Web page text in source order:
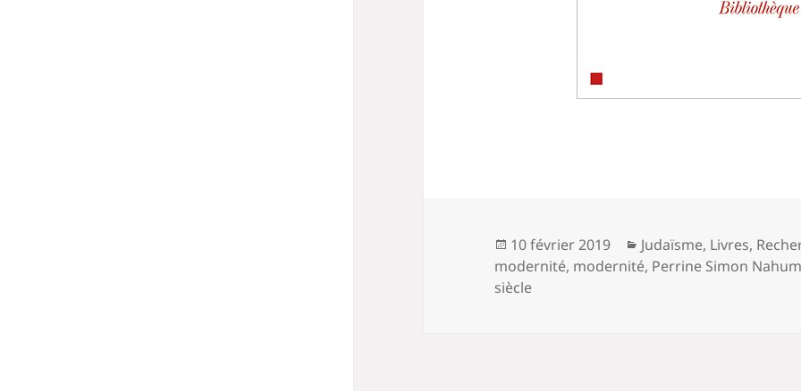
Publié
le
10 février 2019 Catégories
Judaïsme, Livres,
modernité, modernité, Perrine Simon Nahum
siècle